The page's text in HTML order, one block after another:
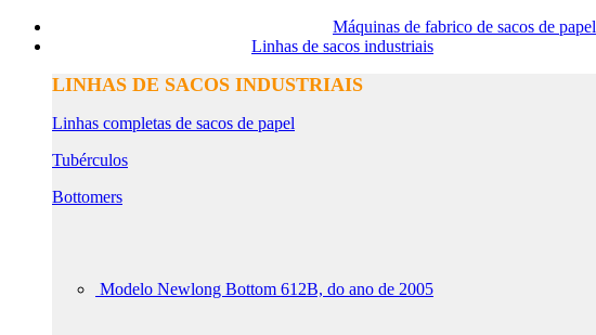
Máquinas de fabrico de sacos de papel
Linhas de sacos industriais
LINHAS DE SACOS INDUSTRIAIS
Linhas completas de sacos de papel
Tubérculos
Bottomers
Modelo Newlong Bottom 612B, do ano de 2005